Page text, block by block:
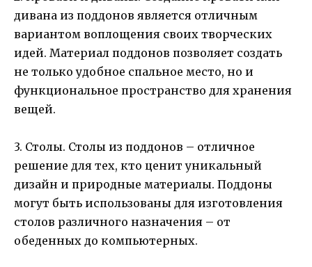
дивана из поддонов является отличным
вариантом воплощения своих творческих
идей. Материал поддонов позволяет создать
не только удобное спальное место, но и
функциональное пространство для хранения
вещей.
3. Столы. Столы из поддонов – отличное
решение для тех, кто ценит уникальный
дизайн и природные материалы. Поддоны
могут быть использованы для изготовления
столов различного назначения – от
обеденных до компьютерных.